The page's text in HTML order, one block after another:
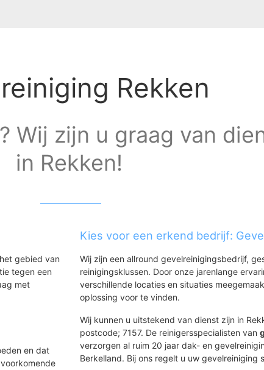
Rekken
Wij zijn u graag van
in Rekken!
gebied van
tegen een
met
en dat
Kies voor een erkend bedrijf:
Wij zijn een allround gevelreinigingsbedrijf,
reinigingsklussen. Door onze jarenlange
verschillende locaties en situaties
oplossing voor te vinden.
Wij kunnen u uitstekend van dienst zijn in
postcode; 7157. De reinigersspecialisten van
verzorgen al ruim 20 jaar dak- en
Berkelland. Bij ons regelt u uw gevelreiniging